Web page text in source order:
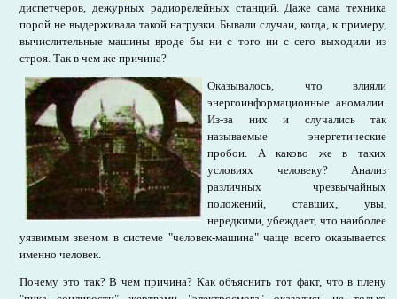
диспетчеров, дежурных радиорелейных станций. Даже сама техника
порой не выдерживала такой нагрузки. Бывали случаи, когда, к примеру,
вычислительные машины вроде бы ни с того ни с сего выходили из
строя. Так в чем же причина?
Оказывалось, что влияли
энергоинформационные аномалии.
Из-за них и случались так
называемые энергетические
пробои. А каково же в таких
условиях человеку? Анализ
различных чрезвычайных
положений, ставших, увы,
нередкими, убеждает, что наиболее
уязвимым звеном в системе "человек-машина" чаще всего оказывается
именно человек.
Почему это так? В чем причина? Как объяснить тот факт, что в плену